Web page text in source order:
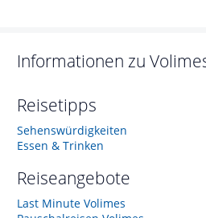
Informationen zu
Reisetipps
Sehenswürdigkeiten
Essen & Trinken
Reiseangebote
Last Minute Volimes